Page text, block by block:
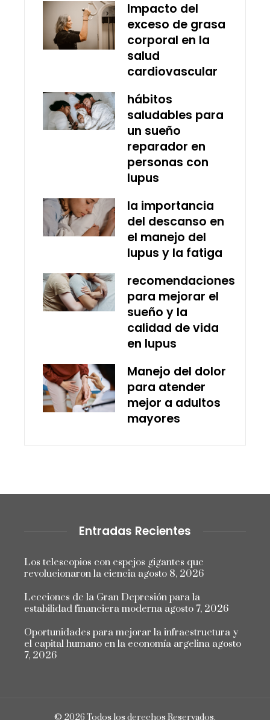
Impacto del
exceso de grasa
corporal en la
salud
cardiovascular
hábitos
saludables para
un sueño
reparador en
personas con
lupus
la importancia
del descanso en
el manejo del
lupus y la fatiga
recomendaciones
para mejorar el
sueño y la
calidad de vida
en lupus
Manejo del dolor
para atender
mejor a adultos
mayores
Entradas Recientes
Los telescopios con espejos gigantes que
revolucionaron la ciencia agosto 8, 2026
Lecciones de la Gran Depresión para la
estabilidad financiera moderna agosto 7, 2026
Oportunidades para mejorar la infraestructura y
el capital humano en la economía argelina agosto
7, 2026
© 2026 Todos los derechos Reservados.